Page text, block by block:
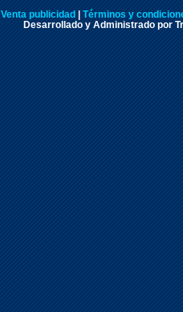
Venta publicidad | Términos y
Desarrollado y Administrado por